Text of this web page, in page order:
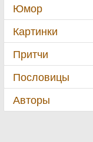
Юмор
Картинки
Притчи
Пословицы
Авторы